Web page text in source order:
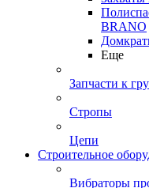
BRANO
Еще
Запчасти к
Стропы
Цепи
Строительное
Вибраторы